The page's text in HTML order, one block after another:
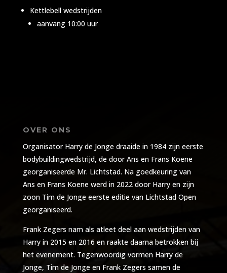
Kettlebell wedstrijden
aanvang 10:00 uur
OVER ONS
Organisator Harry de Jonge draaide in 1984 zijn eerste
bodybuildingwedstrijd, de door Ans en Frans Koene
georganiseerde Mr. Lichtstad. Na goedkeuring van
Ans en Frans Koene werd in 2022 door Harry en zijn
zoon Tim de Jonge eerste editie van Lichtstad Open
georganiseerd.
Frank Zegers nam als atleet deel aan wedstrijden van
Harry in 2015 en 2016 en raakte daarna betrokken bij
het evenement. Tegenwoordig vormen Harry de
Jonge, Tim de Jonge en Frank Zegers samen de